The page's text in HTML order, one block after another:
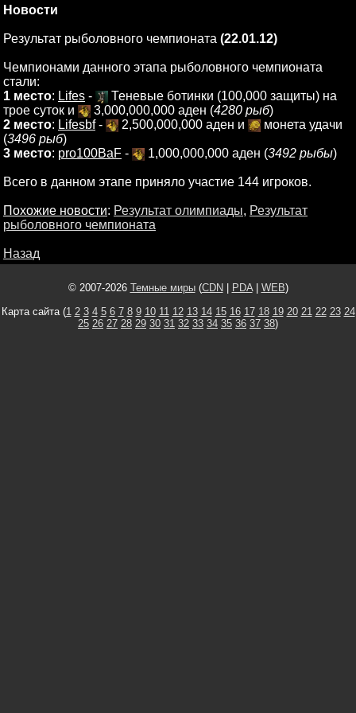
Новости
Результат рыболовного чемпионата (22.01.12)
Чемпионами данного этапа рыболовного чемпионата
стали:
1 место: Lifes -
Теневые ботинки (100,000 защиты) на
трое суток и
3,000,000,000 аден (4280 рыб)
2 место: Lifesbf- 2,500,000,000 аден и
монета удачи
(3496 рыб)
3 место: pro100BaF - 1,000,000,000 аден (3492 рыбы)
Всего в данном этапе приняло участие 144 игроков.
Похожие новости: Результат олимпиады, Результат
рыболовного чемпионата
Назад
© 2007-2026 Темные миры(CDN PDA| WEB)
Карта сайта (1 2 3 4 5 6 7 8 9 10 11 12 13 14 15 16 17 18 19 20 21 22 23 24
25 26 27 28 29 30 31 32 33 34 35 36 37 38)